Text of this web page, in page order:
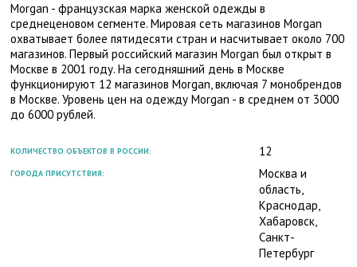
Morgan - французская марка женской одежды в
среднеценовом сегменте. Мировая сеть магазинов Morgan
охватывает более пятидесяти стран и насчитывает около 700
магазинов. Первый российский магазин Morgan был открыт в
Москве в 2001 году. На сегодняшний день в Москве
функционируют 12 магазинов Morgan, включая 7 монобрендов
в Москве. Уровень цен на одежду Morgan - в среднем от 3000
до 6000 рублей.
КОЛИЧЕСТВО ОБЪЕКТОВ В РОССИИ: 12
ГОРОДА ПРИСУТСТВИЯ:
Москва и
область,
Краснодар,
Хабаровск,
Санкт-
Петербург